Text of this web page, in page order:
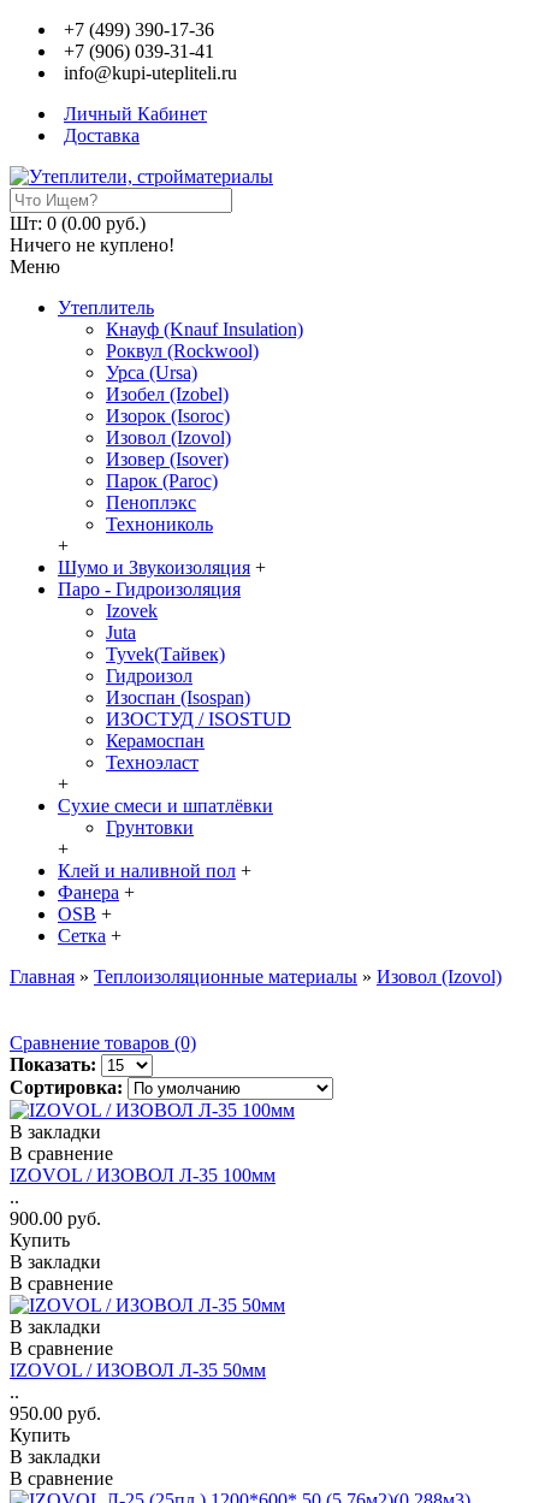
+7 (499) 390-17-36
+7 (906) 039-31-41
info@kupi-utepliteli.ru
Личный Кабинет
Доставка
Шт: 0 (0.00 руб.)
Ничего не куплено!
Меню
Утеплитель
Кнауф (Knauf Insulation)
Роквул (Rockwool)
Урса (Ursa)
Изобел (Izobel)
Изорок (Isoroc)
Изовол (Izovol)
Изовер (Isover)
Парок (Paroс)
Пеноплэкс
Технониколь
+
Шумо и Звукоизоляция +
Паро - Гидроизоляция
Izovek
Juta
Tyvek(Тайвек)
Гидроизол
Изоспан (Isospan)
ИЗОСТУД / ISOSTUD
Керамоспан
Техноэласт
+
Сухие смеси и шпатлёвки
Грунтовки
+
Клей и наливной пол +
Фанера +
OSB +
Сетка +
Главная » Теплоизоляционные материалы » Изовол (Izovol)
Сравнение товаров (0)
Показать:
Сортировка:
В закладки
В сравнение
IZOVOL / ИЗОВОЛ Л-35 100мм
..
900.00 руб.
Купить
В закладки
В сравнение
В закладки
В сравнение
IZOVOL / ИЗОВОЛ Л-35 50мм
..
950.00 руб.
Купить
В закладки
В сравнение